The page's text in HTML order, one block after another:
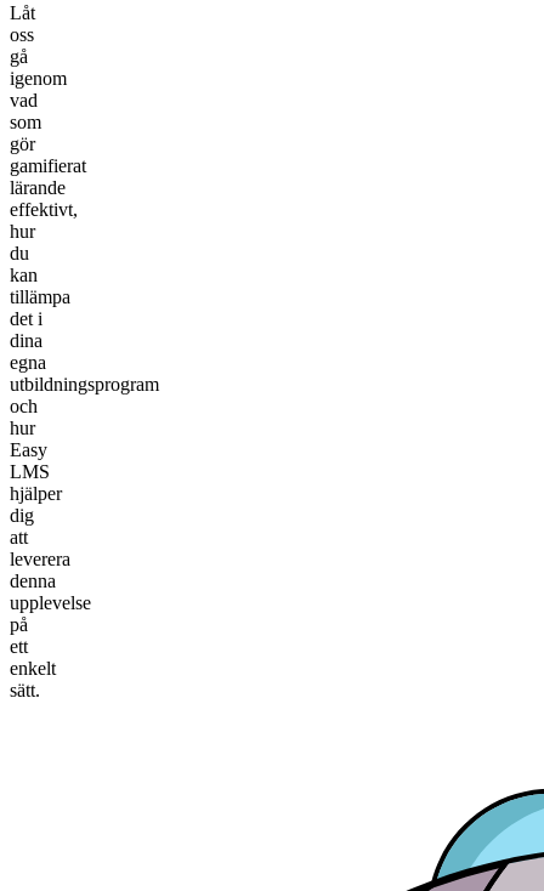
Låt
oss
gå
igenom
vad
som
gör
gamifierat
lärande
effektivt,
hur
du
kan
tillämpa
det i
dina
egna
utbildningsprogram
och
hur
Easy
LMS
hjälper
dig
att
leverera
denna
upplevelse
på
ett
enkelt
sätt.